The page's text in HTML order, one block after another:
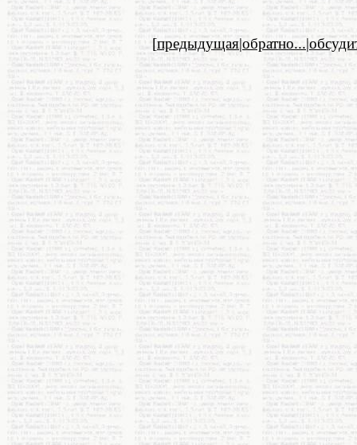
[предыдущая|обратно...|